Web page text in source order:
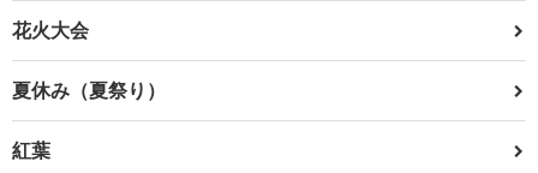
花火大会
夏休み（夏祭り）
紅葉